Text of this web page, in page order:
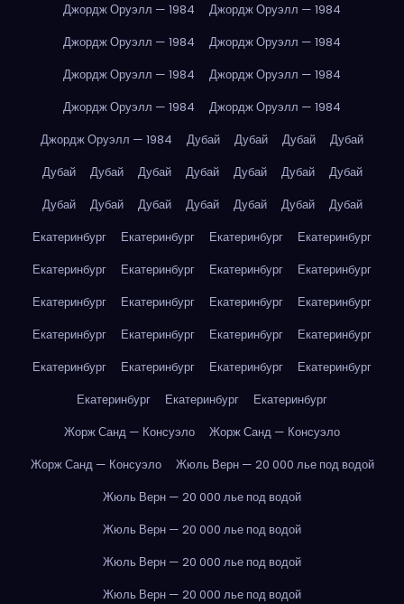
Джордж Оруэлл — 1984
Джордж Оруэлл — 1984
Джордж Оруэлл — 1984
Джордж Оруэлл — 1984
Джордж Оруэлл — 1984
Джордж Оруэлл — 1984
Джордж Оруэлл — 1984
Джордж Оруэлл — 1984
Джордж Оруэлл — 1984
Дубай Дубай Дубай
Дубай
Дубай
Дубай Дубай Дубай Дубай Дубай
Дубай
Дубай
Дубай Дубай Дубай Дубай Дубай
Дубай
Екатеринбург
Екатеринбург Екатеринбург
Екатеринбург
Екатеринбург
Екатеринбург Екатеринбург
Екатеринбург
Екатеринбург
Екатеринбург Екатеринбург
Екатеринбург
Екатеринбург
Екатеринбург Екатеринбург
Екатеринбург
Екатеринбург
Екатеринбург Екатеринбург
Екатеринбург
Екатеринбург
Екатеринбург
Екатеринбург
Жорж Санд — Консуэло
Жорж Санд — Консуэло
Жорж Санд — Консуэло
Жюль Верн — 20 000 лье под водой
Жюль Верн — 20 000 лье под водой
Жюль Верн — 20 000 лье под водой
Жюль Верн — 20 000 лье под водой
Жюль Верн — 20 000 лье под водой